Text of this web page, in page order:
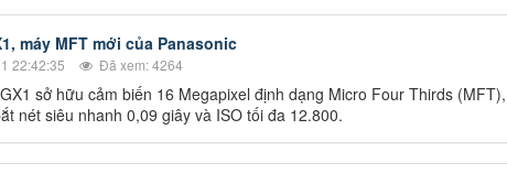
máy MFT mới của Panasonic
22:42:35 Đã xem: 4264
sở hữu cảm biến 16 Megapixel định dạng Micro Four Thirds (MFT),
nét siêu nhanh 0,09 giây và ISO tối đa 12.800.